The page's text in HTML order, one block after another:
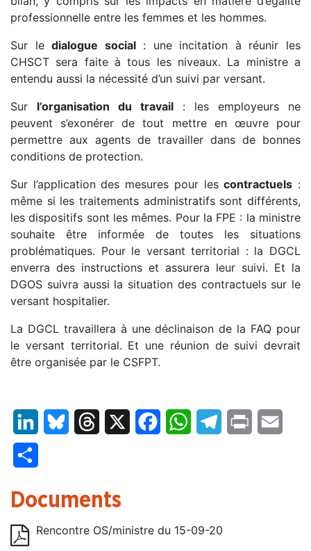
professionnelle entre les femmes et les hommes.
Sur ledialogue social: une incitation à réunir les
CHSCT sera faite à tous les niveaux. La ministre a
entendu aussi la nécessité d’un suivi par versant.
Sur l’organisation du travail : les employeurs ne
peuvent s’exonérer de tout mettre en œuvre pour
permettre aux agents de travailler dans de bonnes
conditions de protection.
Sur l’application des mesures pour lescontractuels :
même si les traitements administratifs sont différents,
les dispositifs sont les mêmes. Pour la FPE : la ministre
souhaite être informée de toutes les situations
problématiques. Pour le versant territorial : la DGCL
enverra des instructions et assurera leur suivi. Et la
DGOS suivra aussi la situation des contractuels sur le
versant hospitalier.
La DGCL travaillera à une déclinaison de la FAQ pour
le versant territorial. Et une réunion de suivi devrait
être organisée par le CSFPT.
LinkedInBluesky Threads FacebookWhatsAppTelegram
Print
Documents
Rencontre OS/ministre du 15-09-20